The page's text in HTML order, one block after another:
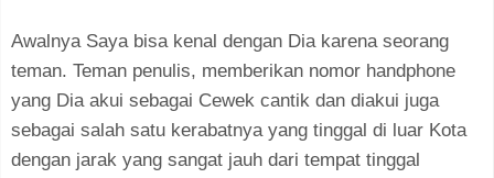
Awalnya Saya bisa kenal dengan Dia karena seorang
teman. Teman penulis, memberikan nomor handphone
yang Dia akui sebagai Cewek cantik dan diakui juga
sebagai salah satu kerabatnya yang tinggal di luar Kota
dengan jarak yang sangat jauh dari tempat tinggal